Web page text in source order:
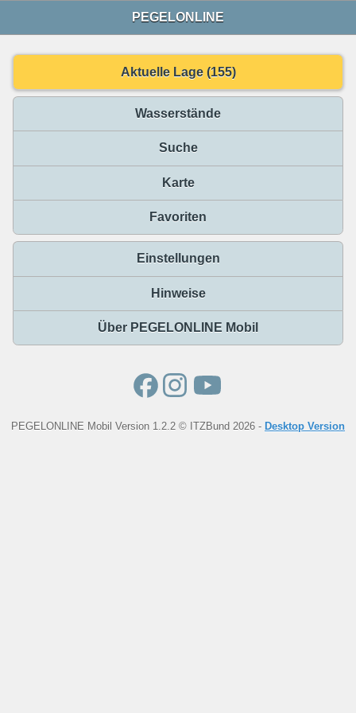
PEGELONLINE
Aktuelle Lage (155)
Wasserstände
Suche
Karte
Favoriten
Einstellungen
Hinweise
Über PEGELONLINE Mobil
PEGELONLINE Mobil Version 1.2.2 © ITZBund 2026 - Desktop Version